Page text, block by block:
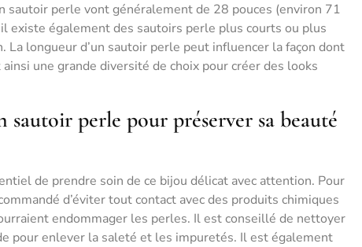
sautoir perle vont généralement de 28 pouces (environ 71
existe également des sautoirs perle plus courts ou plus
La longueur d’un sautoir perle peut influencer la façon dont
une grande diversité de choix pour créer des looks
perle pour préserver sa beauté
de prendre soin de ce bijou délicat avec attention. Pour
d’éviter tout contact avec des produits chimiques
endommager les perles. Il est conseillé de nettoyer
pour enlever la saleté et les impuretés. Il est également